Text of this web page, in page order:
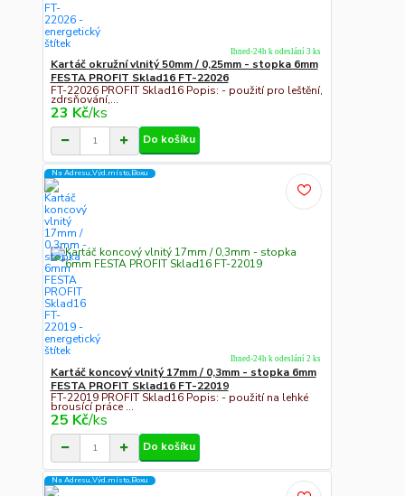
Kartáč okružní vlnitý 50mm / 0,25mm - stopka 6mm
FESTA PROFIT Sklad16 FT-22026
FT-22026 PROFIT Sklad16 Popis: - použití pro leštění,
zdrsňování,...
23 Kč/ks
Ihned-24h k odeslání 3 ks
Do košíku
Na Adresu,Výd.místo,Boxu
Kartáč koncový vlnitý 17mm / 0,3mm - stopka 6mm
FESTA PROFIT Sklad16 FT-22019
FT-22019 PROFIT Sklad16 Popis: - použití na lehké
brousící práce ...
25 Kč/ks
Ihned-24h k odeslání 2 ks
Do košíku
Na Adresu,Výd.místo,Boxu